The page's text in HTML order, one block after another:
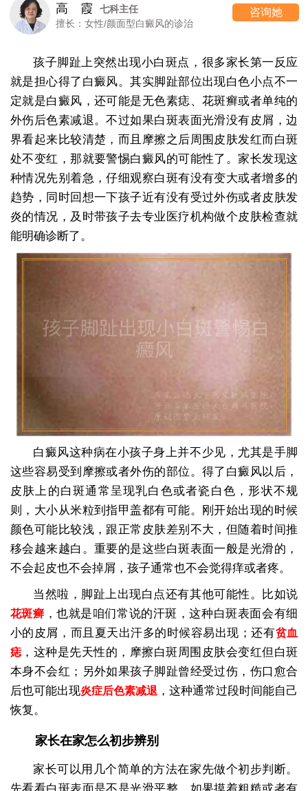
高 霞
七科主任
擅长：女性/颜面型白癜风的诊治
咨询她
孩子脚趾上突然出现小白斑点，很多家长第一反应
就是担心得了白癜风。其实脚趾部位出现白色小点不一
定就是白癜风，还可能是无色素痣、花斑癣或者单纯的
外伤后色素减退。不过如果白斑表面光滑没有皮屑，边
界看起来比较清楚，而且摩擦之后周围皮肤发红而白斑
处不变红，那就要警惕白癜风的可能性了。家长发现这
种情况先别着急，仔细观察白斑有没有变大或者增多的
趋势，同时回想一下孩子近有没有受过外伤或者皮肤发
炎的情况，及时带孩子去专业医疗机构做个皮肤检查就
能明确诊断了。
白癜风这种病在小孩子身上并不少见，尤其是手脚
这些容易受到摩擦或者外伤的部位。得了白癜风以后，
皮肤上的白斑通常呈现乳白色或者瓷白色，形状不规
则，大小从米粒到指甲盖都有可能。刚开始出现的时候
颜色可能比较浅，跟正常皮肤差别不大，但随着时间推
移会越来越白。重要的是这些白斑表面一般是光滑的，
不会起皮也不会掉屑，孩子通常也不会觉得痒或者疼。
当然啦，脚趾上出现白点还有其他可能性。比如说
花斑癣 ，也就是咱们常说的汗斑，这种白斑表面会有细
小的皮屑，而且夏天出汗多的时候容易出现；还有贫血
痣，这种是先天性的，摩擦白斑周围皮肤会变红但白斑
本身不会红；另外如果孩子脚趾曾经受过伤，伤口愈合
后也可能出现炎症后色素减退 ，这种通常过段时间能自己
恢复。
家长在家怎么初步辨别
家长可以用几个简单的方法在家先做个初步判断。